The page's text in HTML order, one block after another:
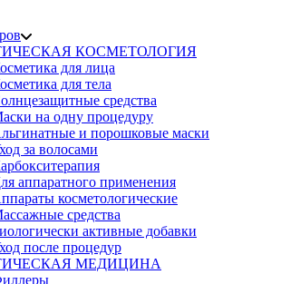
КОСМЕТОЛОГИЯ
для лица
для тела
средства
на одну процедуру
и порошковые маски
за волосами
аппаратного применения
косметологические
средства
активные добавки
после процедур
МЕДИЦИНА